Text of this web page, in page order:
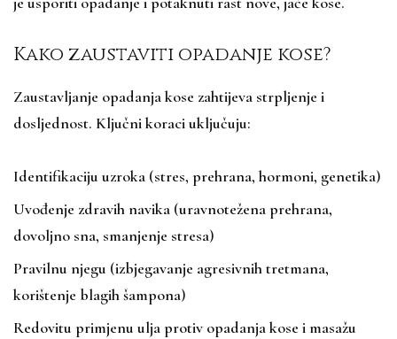
Kako zaustaviti opadanje kose?
Zaustavljanje opadanja kose zahtijeva strpljenje i
dosljednost. Ključni koraci uključuju:
Identifikaciju uzroka (stres, prehrana, hormoni, genetika)
Uvođenje zdravih navika (uravnotežena prehrana,
dovoljno sna, smanjenje stresa)
Pravilnu njegu (izbjegavanje agresivnih tretmana,
korištenje blagih šampona)
Redovitu primjenu ulja protiv opadanja kose i masažu